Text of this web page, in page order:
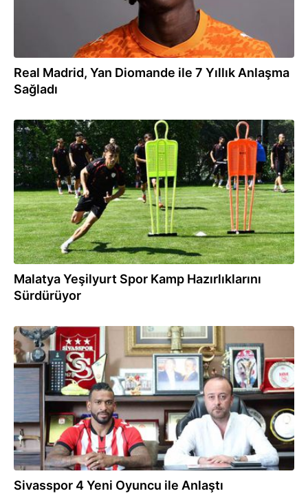
Real Madrid, Yan Diomande ile 7 Yıllık Anlaşma
Sağladı
17:37
Malatya Yeşilyurt Spor Kamp Hazırlıklarını
Sürdürüyor
17:25
Sivasspor 4 Yeni Oyuncu ile Anlaştı